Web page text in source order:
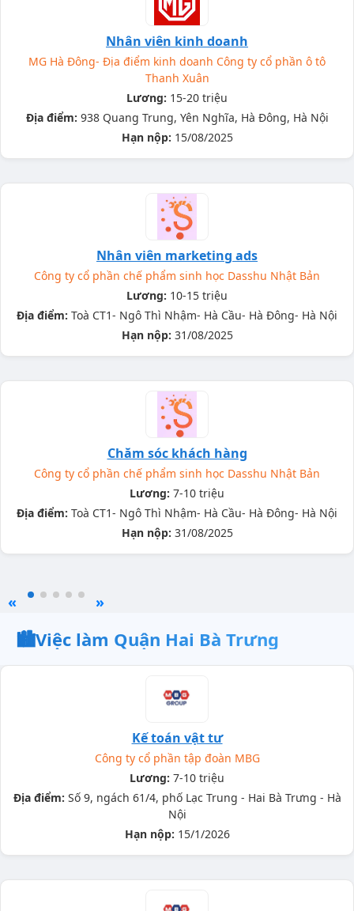
Nhân viên kinh doanh
MG Hà Đông- Địa điểm kinh doanh Công ty cổ phần ô tô
Thanh Xuân
Lương: 15-20 triệu
Địa điểm: 938 Quang Trung, Yên Nghĩa, Hà Đông, Hà Nội
Hạn nộp: 15/08/2025
Nhân viên marketing ads
Công ty cổ phần chế phẩm sinh học Dasshu Nhật Bản
Lương: 10-15 triệu
Địa điểm: Toà CT1- Ngô Thì Nhậm- Hà Cầu- Hà Đông- Hà Nội
Hạn nộp: 31/08/2025
Chăm sóc khách hàng
Công ty cổ phần chế phẩm sinh học Dasshu Nhật Bản
Lương: 7-10 triệu
Địa điểm: Toà CT1- Ngô Thì Nhậm- Hà Cầu- Hà Đông- Hà Nội
Hạn nộp: 31/08/2025
« »
🏙️Việc làm Quận Hai Bà Trưng
Kế toán vật tư
Công ty cổ phần tập đoàn MBG
Lương: 7-10 triệu
Địa điểm: Số 9, ngách 61/4, phố Lạc Trung - Hai Bà Trưng - Hà
Nội
Hạn nộp: 15/1/2026